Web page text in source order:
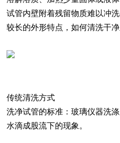
试管内壁附着残留物质难以冲洗
较长的外形特点，如何清洗干
传统清洗方式
洗净试管的标准 ：玻璃仪器洗
水滴成股流下的现象。